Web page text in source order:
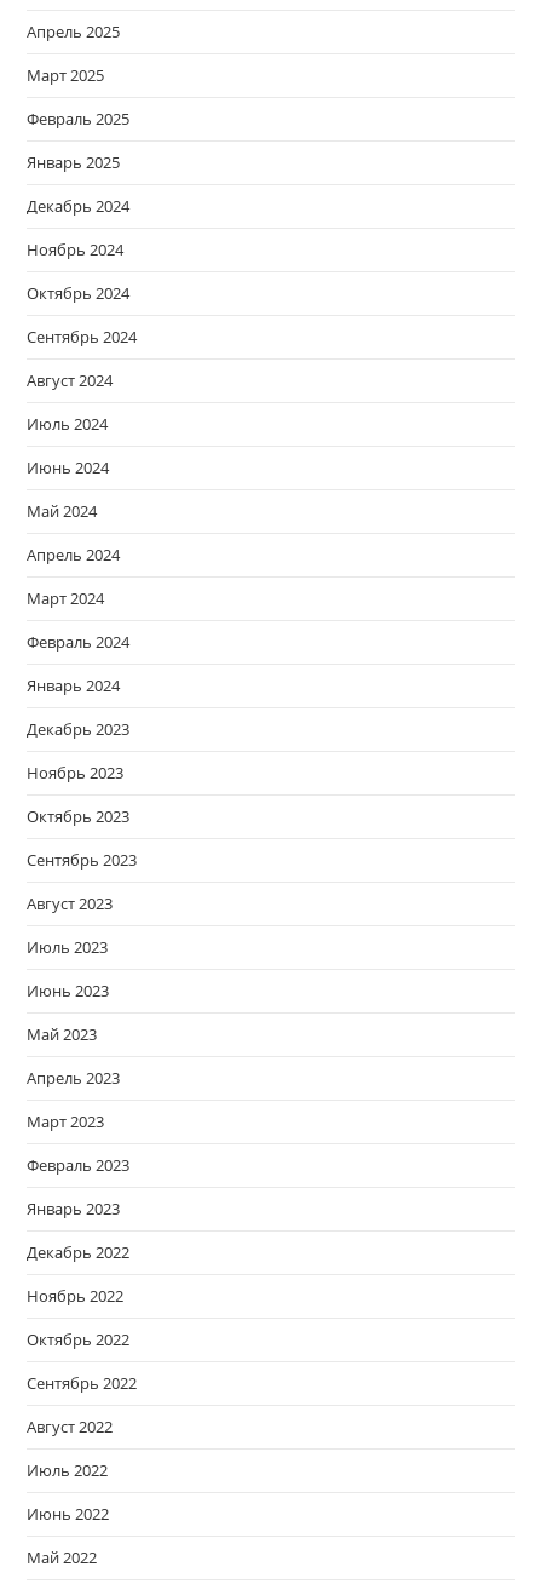
Апрель 2025
Март 2025
Февраль 2025
Январь 2025
Декабрь 2024
Ноябрь 2024
Октябрь 2024
Сентябрь 2024
Август 2024
Июль 2024
Июнь 2024
Май 2024
Апрель 2024
Март 2024
Февраль 2024
Январь 2024
Декабрь 2023
Ноябрь 2023
Октябрь 2023
Сентябрь 2023
Август 2023
Июль 2023
Июнь 2023
Май 2023
Апрель 2023
Март 2023
Февраль 2023
Январь 2023
Декабрь 2022
Ноябрь 2022
Октябрь 2022
Сентябрь 2022
Август 2022
Июль 2022
Июнь 2022
Май 2022